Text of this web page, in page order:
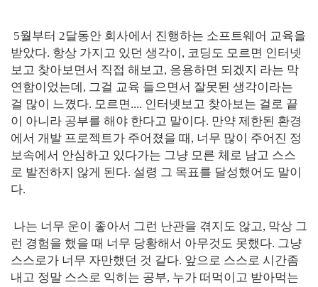
5월부터 2달동안 회사에서 진행하는 소프트웨어 교육을
받았다. 항상 가지고 있던 생각이, 코딩도 모르면 인터넷
보고 찾아보면서 직접 해보고, 응용하면 되겠지 라는 막
연함이었는데, 그걸 교육 들으면서 잘못된 생각이라는
걸 많이 느꼈다. 모르면.... 인터넷보고 찾아보는 걸로 끝
이 아니라 공부를 해야 한다고 말이다. 만약 제한된 환경
에서 개발 프로젝트가 주어졌을 때, 너무 많이 주어진 정
보속에서 안심하고 있다가는 그냥 모른 체로 남고 스스
로 발전하지 않게 된다. 설령 그 목표를 달성했어도 말이
다.
나는 너무 운이 좋아서 그런 난관을 겪지도 않고, 막상 그
런 경험을 했을 때 너무 당황해서 아무것도 못했다. 그냥
스스로가 너무 자만했던 것 같다. 앞으로 스스로 시간좀
내고 정말 스스로 익히는 공부, 누가 떠먹이고 받아먹는